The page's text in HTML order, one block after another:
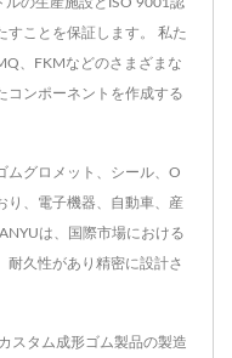
すことを保証します。 私た
、FKMなどのさまざまな
コンポーネントを作成する
ムグロメット、シール、O
り、電子機器、自動車、産
は、国際市場における
耐久性があり精密に設計さ
スタム成形ゴム製品の製造